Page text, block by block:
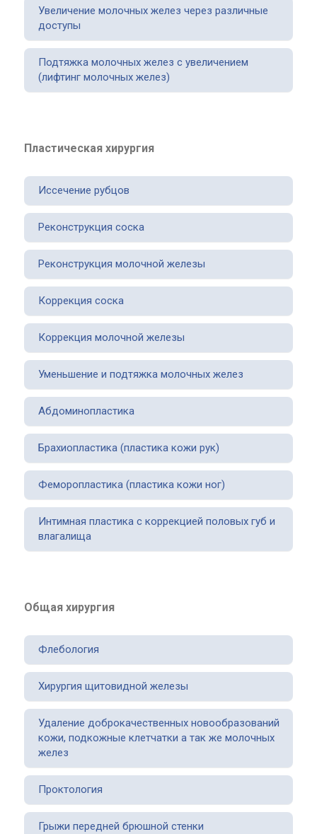
Увеличение молочных желез через различные
доступы
Подтяжка молочных желез с увеличением
(лифтинг молочных желез)
Пластическая хирургия
Иссечение рубцов
Реконструкция соска
Реконструкция молочной железы
Коррекция соска
Коррекция молочной железы
Уменьшение и подтяжка молочных желез
Абдоминопластика
Брахиопластика (пластика кожи рук)
Феморопластика (пластика кожи ног)
Интимная пластика с коррекцией половых губ и
влагалища
Общая хирургия
Флебология
Хирургия щитовидной железы
Удаление доброкачественных новообразований
кожи, подкожные клетчатки а так же молочных
желез
Проктология
Грыжи передней брюшной стенки